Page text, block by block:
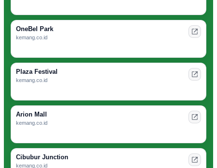
OneBel Park
kemang.co.id
Plaza Festival
kemang.co.id
Arion Mall
kemang.co.id
Cibubur Junction
kemang.co.id